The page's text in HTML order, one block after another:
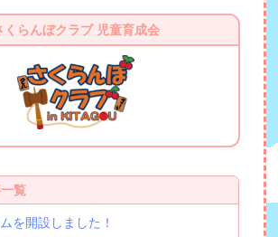
くらんぼクラブ 児童育成会
覧
を開設しました！